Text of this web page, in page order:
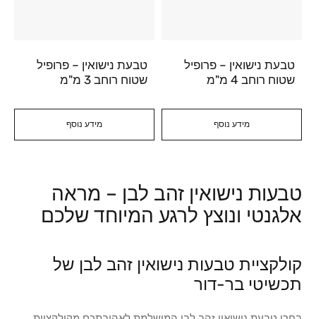
מידע נוסף
טבעת נישואין – פרופיל
שטוח רוחב 4 מ"מ
מידע נוסף
טבעת נישואין – פרופיל
שטוח רוחב 3 מ"מ
טבעות נישואין זהב לבן – מראה
אלגנטי ונוצץ לרגע המיוחד שלכם
קולקציית טבעות נישואין זהב לבן של
תכשיטי בר-דור